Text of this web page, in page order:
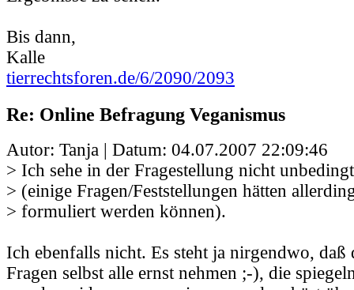
Bis dann,
Kalle
tierrechtsforen.de/6/2090/2093
Re: Online Befragung Veganismus
Autor: Tanja | Datum: 04.07.2007 22:09:46
> Ich sehe in der Fragestellung nicht
> (einige Fragen/Feststellungen hätten
> formuliert werden können).
Ich ebenfalls nicht. Es steht ja nirgendwo, daß
Fragen selbst alle ernst nehmen ;-), die